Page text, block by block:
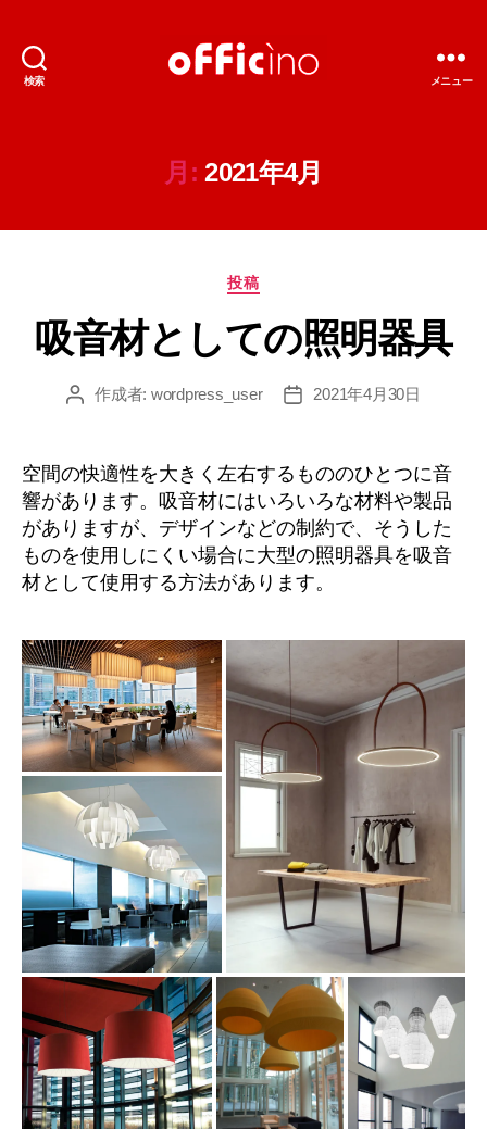
検索
明
の
フ
チ
ノ
メニュー
月: 2021年4月
カ
ゴ
リ
投稿
吸音材としての照明器具
投 作成者: wordpress_user
投
2021年4月30日
空間の快適性を大きく左右するもののひとつに音
響があります。吸音材にはいろいろな材料や製品
がありますが、デザインなどの制約で、そうした
ものを使用しにくい場合に大型の照明器具を吸音
材として使用する方法があります。